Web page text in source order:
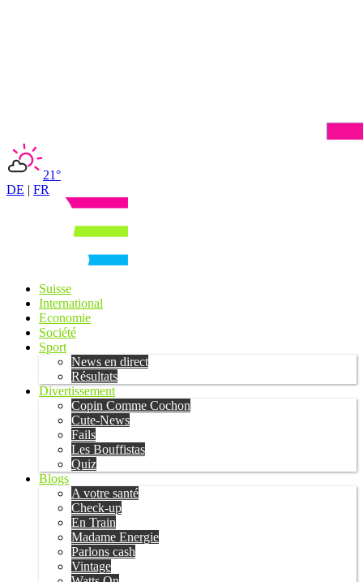
21°
DE | FR
Suisse
International
Economie
Société
Sport
News en direct
Résultats
Divertissement
Copin Comme Cochon
Cute-News
Fails
Les Bouffistas
Quiz
Blogs
A votre santé
Check-up
En Train
Madame Energie
Parlons cash
Vintage